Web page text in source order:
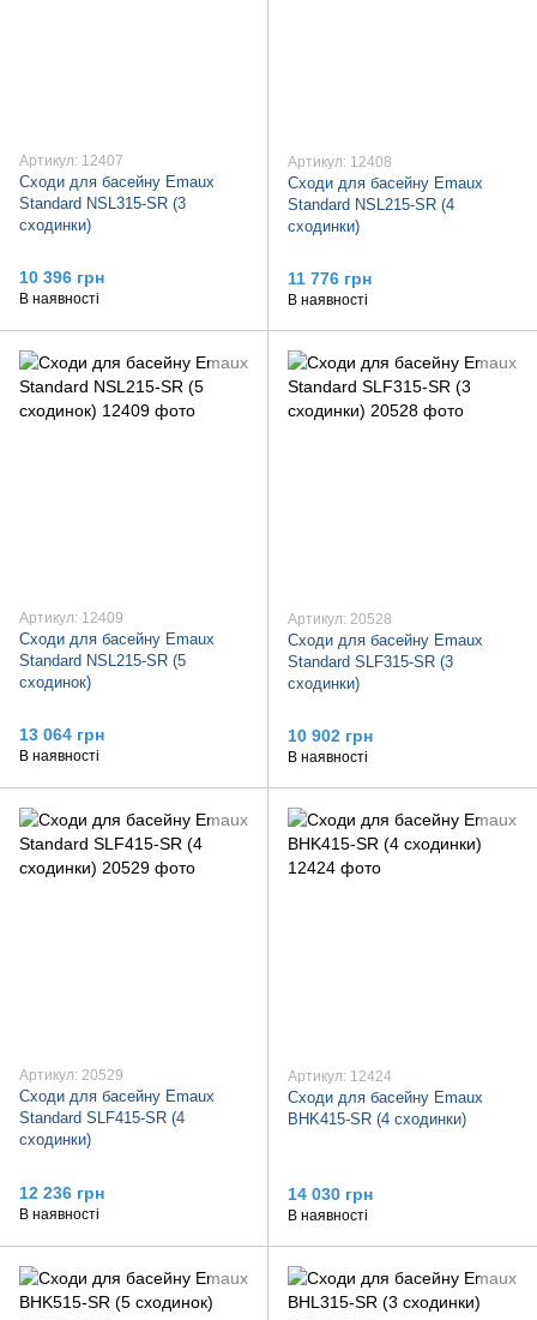
Артикул: 12407
Сходи для басейну Emaux
Standard NSL315-SR (3
сходинки)
10 396 грн
В наявності
Артикул: 12408
Сходи для басейну Emaux
Standard NSL215-SR (4
сходинки)
11 776 грн
В наявності
Артикул: 12409
Сходи для басейну Emaux
Standard NSL215-SR (5
сходинок)
13 064 грн
В наявності
Артикул: 20528
Сходи для басейну Emaux
Standard SLF315-SR (3
сходинки)
10 902 грн
В наявності
Артикул: 20529
Сходи для басейну Emaux
Standard SLF415-SR (4
сходинки)
12 236 грн
В наявності
Артикул: 12424
Сходи для басейну Emaux
BHK415-SR (4 сходинки)
14 030 грн
В наявності